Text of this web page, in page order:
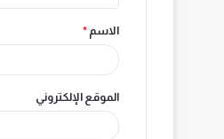
ق
*
الاسم *
الموقع الإلكتروني